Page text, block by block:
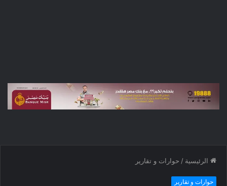
الرئيسية / حوارات و تقارير
حوارات و تقارير